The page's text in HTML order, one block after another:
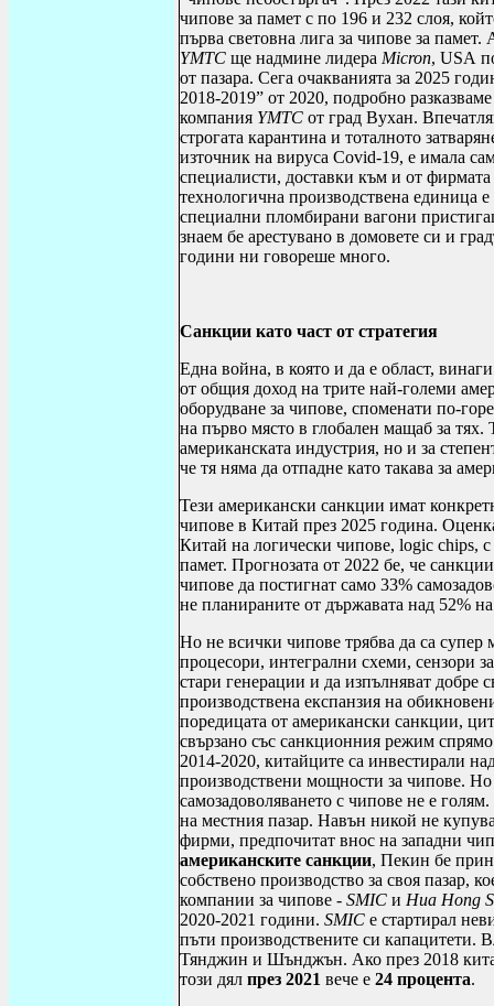
чипове за памет с по 196 и 232 слоя,
първа световна лига за чипове за
YMTC ще надмине лидера Micron, USA
от пазара. Сега очакванията за 2025
2018-2019” от 2020, подробно
компания YMTC от град Вухан.
строгата карантина и тоталното
източник на вируса Covid-19, е имала
специалисти, доставки към и от фирмата
технологична производствена единица
специални пломбирани вагони
знаем бе арестувано в домовете си и
години ни говореше много.
Санкции като част от стратегия
Една война, в която и да е област,
от общия доход на трите най-големи
оборудване за чипове, споменати по-
на първо място в глобален мащаб за тях.
американската индустрия, но и за
че тя няма да отпадне като такава за
Тези американски санкции имат
чипове в Китай през 2025 година.
Китай на логически чипове, logic chips,
памет. Прогнозата от 2022 бе, че
чипове да постигнат само 33%
не планираните от държавата над 52%
Но не всички чипове трябва да са
процесори, интегрални схеми, сензори
стари генерации и да изпълняват
производствена експанзия на
поредицата от американски санкции,
свързано със санкционния режим
2014-2020, китайците са инвестирали
производствени мощности за чипове.
самозадоволяването с чипове не е
на местния пазар. Навън никой не
фирми, предпочитат внос на западни
американските санкции, Пекин бе
собствено производство за своя пазар,
компании за чипове - SMIC и Hua Hong
2020-2021 години. SMIC е стартирал
пъти производствените си
Тянджин и Шънджън. Ако през 2018
този дял през 2021 вече е 24 процента.